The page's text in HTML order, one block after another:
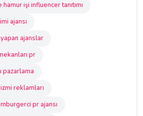
işi influencer tanıtımı
ajansı
ajanslar
pr
pazarlama
reklamları
pr ajansı